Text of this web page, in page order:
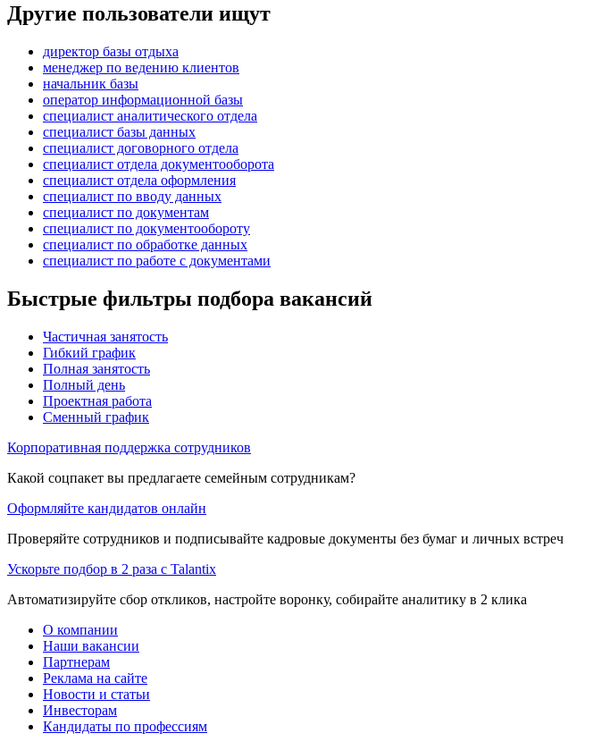
Другие пользователи ищут
директор базы отдыха
менеджер по ведению клиентов
начальник базы
оператор информационной базы
специалист аналитического отдела
специалист базы данных
специалист договорного отдела
специалист отдела документооборота
специалист отдела оформления
специалист по вводу данных
специалист по документам
специалист по документообороту
специалист по обработке данных
специалист по работе с документами
Быстрые фильтры подбора вакансий
Частичная занятость
Гибкий график
Полная занятость
Полный день
Проектная работа
Сменный график
Корпоративная поддержка сотрудников
Какой соцпакет вы предлагаете семейным сотрудникам?
Оформляйте кандидатов онлайн
Проверяйте сотрудников и подписывайте кадровые документы без бумаг и личных встреч
Ускорьте подбор в 2 раза с Talantix
Автоматизируйте сбор откликов, настройте воронку, собирайте аналитику в 2 клика
О компании
Наши вакансии
Партнерам
Реклама на сайте
Новости и статьи
Инвесторам
Кандидаты по профессиям